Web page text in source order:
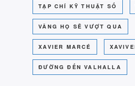
TẠP CHÍ KỸ THUẬT SỐ
VÂNG HỌ SẼ VƯỢT QUA
XAVIER MARCÉ
ĐƯỜNG ĐẾN VALHALLA